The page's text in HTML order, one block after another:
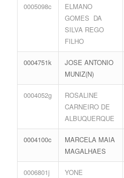
0005098c
ELMANO
GOMES DA
SILVA REGO
FILHO
0004751k
JOSE ANTONIO
MUNIZ(N)
0004052g
ROSALINE
CARNEIRO DE
ALBUQUERQUE
0004100c
MARCELA MAIA
MAGALHAES
0006801j
YONE